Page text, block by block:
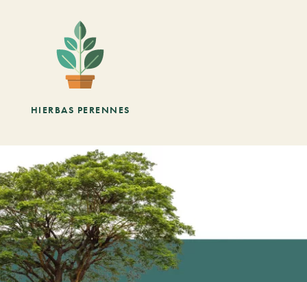
HIERBAS PERENNES